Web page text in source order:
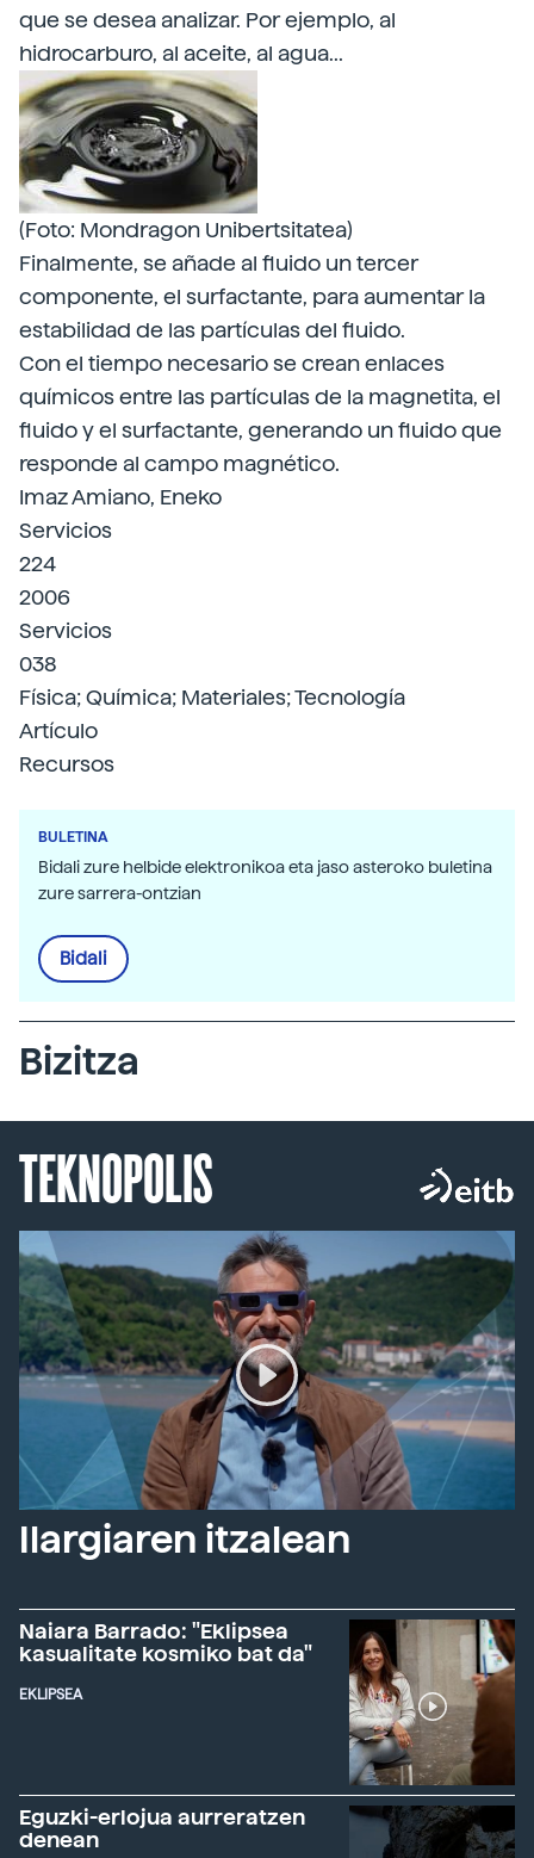
que se desea analizar. Por ejemplo, al
hidrocarburo, al aceite, al agua...
(Foto: Mondragon Unibertsitatea)
Finalmente, se añade al fluido un tercer
componente, el surfactante, para aumentar la
estabilidad de las partículas del fluido.
Con el tiempo necesario se crean enlaces
químicos entre las partículas de la magnetita, el
fluido y el surfactante, generando un fluido que
responde al campo magnético.
Imaz Amiano, Eneko
Servicios
224
2006
Servicios
038
Física; Química; Materiales; Tecnología
Artículo
Recursos
BULETINA
Bidali zure helbide elektronikoa eta jaso asteroko buletina
zure sarrera-ontzian
Bidali
Bizitza
TEKNOPOLIS
Ilargiaren itzalean
Naiara Barrado: "Eklipsea
kasualitate kosmiko bat da"
EKLIPSEA
Eguzki-erlojua aurreratzen
denean